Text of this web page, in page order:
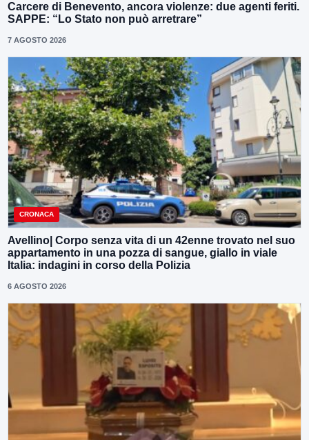
Carcere di Benevento, ancora violenze: due agenti feriti.
SAPPE: “Lo Stato non può arretrare”
7 AGOSTO 2026
CRONACA
Avellino| Corpo senza vita di un 42enne trovato nel suo
appartamento in una pozza di sangue, giallo in viale
Italia: indagini in corso della Polizia
6 AGOSTO 2026